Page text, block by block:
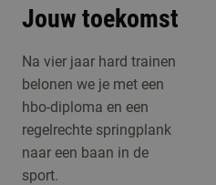
Jouw toekomst
Na vier jaar hard trainen
belonen we je met een
hbo-diploma en een
regelrechte springplank
naar een baan in de
sport.